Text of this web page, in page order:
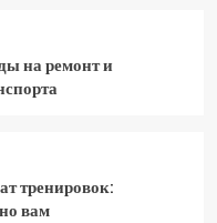
на ремонт и
тренировок:
вам